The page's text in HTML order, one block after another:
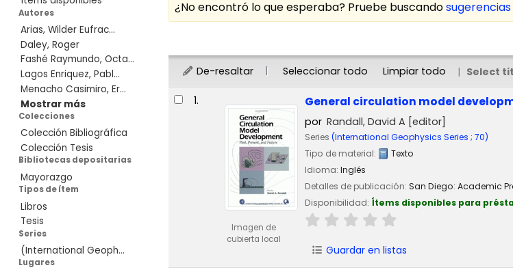
Autores
Arias, Wilder Eufrac...
Daley, Roger
Fashé Raymundo, Octa...
Lagos Enriquez, Pabl...
Menacho Casimiro, Er...
Mostrar más
Colecciones
Colección Bibliográfica
Colección Tesis
Bibliotecas depositarias
Mayorazgo
Tipos de ítem
Libros
Tesis
Series
(International Geoph...
Lugares
¿No encontró lo que esperaba? Pruebe buscandosugerencias
De-resaltar Seleccionar todo Limpiar todo Select
Resultados
1.
Imagen de
cubierta local
General circulation model
por Randall, David A [editor]
Series (International Geophysics Series ; 70)
Tipo de material:
Texto
Idioma: Inglés
Detalles de publicación: San Diego: Academic
Disponibilidad: Ítems disponibles para
Guardar en listas